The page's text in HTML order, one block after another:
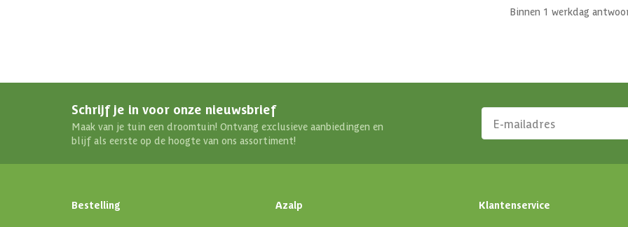
Binnen 1 werkdag
Schrijf je in voor onze nieuwsbrief
Maak van je tuin een droomtuin! Ontvang exclusieve aanbiedingen en
blijf als eerste op de hoogte van ons assortiment!
Bestelling Azalp Klantenservice